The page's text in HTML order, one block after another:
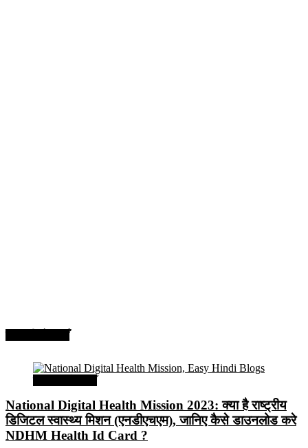
National Digital Health Mission 2023: क्या है राष्ट्रीय
डिजिटल स्वास्थ्य मिशन (एनडीएचएम), जानिए कैसे डाउनलोड करे
NDHM Health Id Card ?